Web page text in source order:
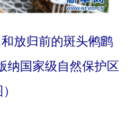
放归前的斑头鸺鹠
纳国家级自然保护区